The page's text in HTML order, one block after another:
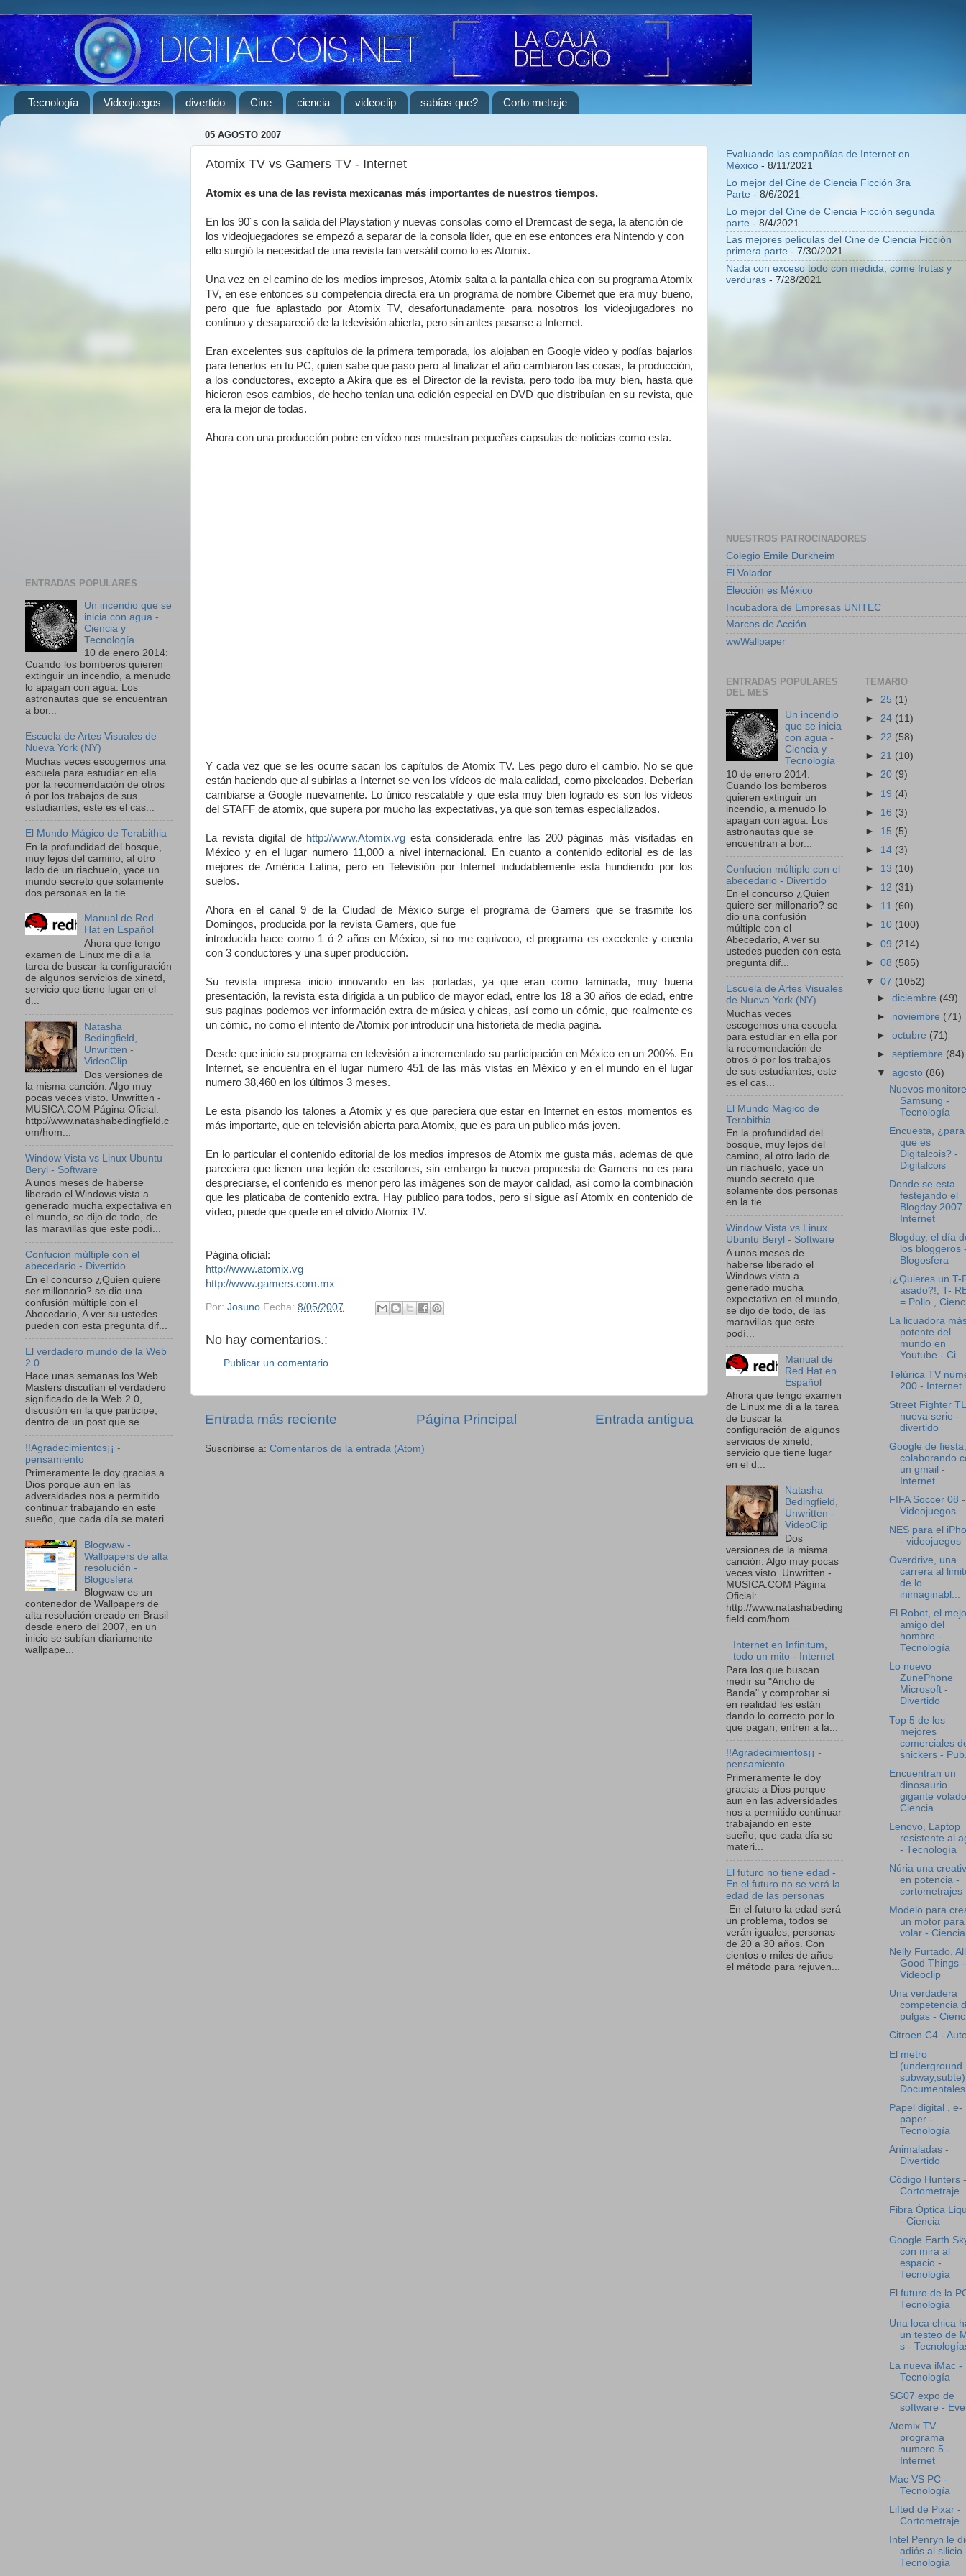
Tecnología Videojuegos divertido Cine ciencia videoclip sabías que? Corto metraje
05 AGOSTO 2007
Atomix TV vs Gamers TV - Internet
Atomix es una de las revista mexicanas más importantes de nuestros tiempos.
En los 90´s con la salida del Playstation y nuevas consolas como el Dremcast de sega, la atención de
los videojuegadores se empezó a separar de la consola líder, que en ese entonces era Nintendo y con
ello surgió la necesidad de una revista tan versátil como lo es Atomix.
Una vez en el camino de los medios impresos, Atomix salta a la pantalla chica con su programa Atomix
TV, en ese entonces su competencia directa era un programa de nombre Cibernet que era muy bueno,
pero que fue aplastado por Atomix TV, desafortunadamente para nosotros los videojugadores no
continuo y desapareció de la televisión abierta, pero sin antes pasarse a Internet.
Eran excelentes sus capítulos de la primera temporada, los alojaban en Google video y podías bajarlos
para tenerlos en tu PC, quien sabe que paso pero al finalizar el año cambiaron las cosas, la producción,
a los conductores, excepto a Akira que es el Director de la revista, pero todo iba muy bien, hasta que
hicieron esos cambios, de hecho tenían una edición especial en DVD que distribuían en su revista, que
era la mejor de todas.
Ahora con una producción pobre en vídeo nos muestran pequeñas capsulas de noticias como esta.
Y cada vez que se les ocurre sacan los capítulos de Atomix TV. Les pego duro el cambio. No se que
están haciendo que al subirlas a Internet se ven los vídeos de mala calidad, como pixeleados. Deberían
cambiarse a Google nuevamente. Lo único rescatable y que esta muy bien logrado es son los vídeos
del STAFF de atomix, que supera por mucho las expectativas, ya que son temas especializados.
La revista digital de http://www.Atomix.vg esta considerada entre las 200 páginas más visitadas en
México y en el lugar numero 11,000 a nivel internacional. En cuanto a contenido editorial es de las
mejores de América Latina, pero en Televisión por Internet indudablemente esta hundiendo por los
suelos.
Ahora en el canal 9 de la Ciudad de México surge el programa de Gamers que se trasmite los
Domingos, producida por la revista Gamers, que fue
introducida hace como 1 ó 2 años en México, si no me equivoco, el programa es excelente y cuenta
con 3 conductores y una super producción.
Su revista impresa inicio innovando en las portadas, ya que eran como laminada, muy buena
presentación, la revista esta dirigida a un publico de mayor edad, entre los 18 a 30 años de edad, entre
sus paginas podemos ver información extra de música y chicas, así como un cómic, que realmente es
un cómic, no como el intento de Atomix por introducir una historieta de media pagina.
Desde que inicio su programa en televisión a incrementado su participación en México en un 200%. En
Internet, se encuentra en el lugar numero 451 de las más vistas en México y en el mundo en el lugar
numero 38,460 en los últimos 3 meses.
Le esta pisando los talones a Atomix y es que pareciera que estar en Internet en estos momentos es
más importarte, que en televisión abierta para Atomix, que es para un publico más joven.
En lo particular el contenido editorial de los medios impresos de Atomix me gusta más, ademas de que
pareciera que tienen una legión de escritores, sin embargo la nueva propuesta de Gamers no es para
despreciarse, el contenido es menor pero las imágenes son de mayor calidad, así como la combinación
que les platicaba de contenido extra. Hay publico para todos, pero si sigue así Atomix en contenido de
vídeo, puede que quede en el olvido Atomix TV.
Página oficial:
http://www.atomix.vg
http://www.gamers.com.mx
Por: Josuno Fecha: 8/05/2007
No hay comentarios.:
Publicar un comentario
Entrada más reciente Entrada antigua
Página Principal
Suscribirse a: Comentarios de la entrada (Atom)
ENTRADAS POPULARES
Un incendio que se
inicia con agua -
Ciencia y
Tecnología
10 de enero 2014:
Cuando los bomberos quieren
extinguir un incendio, a menudo
lo apagan con agua. Los
astronautas que se encuentran
a bor...
Escuela de Artes Visuales de
Nueva York (NY)
Muchas veces escogemos una
escuela para estudiar en ella
por la recomendación de otros
ó por los trabajos de sus
estudiantes, este es el cas...
El Mundo Mágico de Terabithia
En la profundidad del bosque,
muy lejos del camino, al otro
lado de un riachuelo, yace un
mundo secreto que solamente
dos personas en la tie...
Manual de Red
Hat en Español
Ahora que tengo
examen de Linux me di a la
tarea de buscar la configuración
de algunos servicios de xinetd,
servicio que tiene lugar en el
d...
Natasha
Bedingfield,
Unwritten -
VideoClip
Dos versiones de
la misma canción. Algo muy
pocas veces visto. Unwritten -
MUSICA.COM Página Oficial:
http://www.natashabedingfield.c
om/hom...
Window Vista vs Linux Ubuntu
Beryl - Software
A unos meses de haberse
liberado el Windows vista a
generado mucha expectativa en
el mundo, se dijo de todo, de
las maravillas que este podí...
Confucion múltiple con el
abecedario - Divertido
En el concurso ¿Quien quiere
ser millonario? se dio una
confusión múltiple con el
Abecedario, A ver su ustedes
pueden con esta pregunta dif...
El verdadero mundo de la Web
2.0
Hace unas semanas los Web
Masters discutían el verdadero
significado de la Web 2.0,
discusión en la que participe,
dentro de un post que se ...
!!Agradecimientos¡¡ -
pensamiento
Primeramente le doy gracias a
Dios porque aun en las
adversidades nos a permitido
continuar trabajando en este
sueño, que cada día se materi...
Blogwaw -
Wallpapers de alta
resolución -
Blogosfera
Blogwaw es un
contenedor de Wallpapers de
alta resolución creado en Brasil
desde enero del 2007, en un
inicio se subían diariamente
wallpape...
Evaluando las compañías de Internet en
México - 8/11/2021
Lo mejor del Cine de Ciencia Ficción 3ra
Parte - 8/6/2021
Lo mejor del Cine de Ciencia Ficción segunda
parte - 8/4/2021
Las mejores películas del Cine de Ciencia Ficción
primera parte - 7/30/2021
Nada con exceso todo con medida, come frutas y
verduras - 7/28/2021
NUESTROS PATROCINADORES
Colegio Emile Durkheim
El Volador
Elección es México
Incubadora de Empresas UNITEC
Marcos de Acción
wwWallpaper
ENTRADAS POPULARES
DEL MES
Un incendio
que se inicia
con agua -
Ciencia y
Tecnología
10 de enero 2014:
Cuando los bomberos
quieren extinguir un
incendio, a menudo lo
apagan con agua. Los
astronautas que se
encuentran a bor...
Confucion múltiple con el
abecedario - Divertido
En el concurso ¿Quien
quiere ser millonario? se
dio una confusión
múltiple con el
Abecedario, A ver su
ustedes pueden con esta
pregunta dif...
Escuela de Artes Visuales
de Nueva York (NY)
Muchas veces
escogemos una escuela
para estudiar en ella por
la recomendación de
otros ó por los trabajos
de sus estudiantes, este
es el cas...
El Mundo Mágico de
Terabithia
En la profundidad del
bosque, muy lejos del
camino, al otro lado de
un riachuelo, yace un
mundo secreto que
solamente dos personas
en la tie...
Window Vista vs Linux
Ubuntu Beryl - Software
A unos meses de
haberse liberado el
Windows vista a
generado mucha
expectativa en el mundo,
se dijo de todo, de las
maravillas que este
podí...
Manual de
Red Hat en
Español
Ahora que tengo examen
de Linux me di a la tarea
de buscar la
configuración de algunos
servicios de xinetd,
servicio que tiene lugar
en el d...
Natasha
Bedingfield,
Unwritten -
VideoClip
Dos
versiones de la misma
canción. Algo muy pocas
veces visto. Unwritten -
MUSICA.COM Página
Oficial:
http://www.natashabeding
field.com/hom...
Internet en Infinitum,
todo un mito - Internet
Para los que buscan
medir su "Ancho de
Banda" y comprobar si
en realidad les están
dando lo correcto por lo
que pagan, entren a la...
!!Agradecimientos¡¡ -
pensamiento
Primeramente le doy
gracias a Dios porque
aun en las adversidades
nos a permitido continuar
trabajando en este
sueño, que cada día se
materi...
El futuro no tiene edad -
En el futuro no se verá la
edad de las personas
En el futuro la edad será
un problema, todos se
verán iguales, personas
de 20 a 30 años. Con
cientos o miles de años
el método para rejuven...
TEMARIO
► 25 (1)
► 24 (11)
► 22 (58)
► 21 (10)
► 20 (9)
► 19 (4)
► 16 (3)
► 15 (5)
► 14 (3)
► 13 (10)
► 12 (31)
► 11 (60)
► 10 (100)
► 09 (214)
► 08 (585)
▼ 07 (1052)
►diciembre (49)
► noviembre (71)
►octubre (71)
►septiembre (84)
▼agosto (86)
Nuevos
Samsung -
Tecnología
Encuesta,
que es
Digitalcois? -
Digitalcois
Donde se esta
festejando el
Blogday 2007
Internet
Blogday, el día
los bloggeros
Blogosfera
¡¿Quieres un T-
asado?!, T-
= Pollo ,
La licuadora
potente del
mundo en
Youtube - Ci...
Telúrica TV
200 - Internet
Street Fighter
nueva serie -
divertido
Google de fiesta,
colaborando
un gmail -
Internet
FIFA Soccer 08 -
Videojuegos
NES para el
- videojuegos
Overdrive, una
carrera al
de lo
inimaginabl...
El Robot, el
amigo del
hombre -
Tecnología
Lo nuevo
ZunePhone
Microsoft -
Divertido
Top 5 de los
mejores
comerciales
snickers -
Encuentran un
dinosaurio
gigante
Ciencia
Lenovo, Laptop
resistente al
- Tecnología
Núria una
en potencia -
cortometrajes
Modelo para
un motor para
volar - Ciencia
Nelly Furtado, All
Good Things -
Videoclip
Una verdadera
competencia
pulgas -
Citroen C4 -
El metro
(underground
Documentales
Papel digital , e-
paper -
Tecnología
Animaladas -
Divertido
Código Hunters -
Cortometraje
Fibra Óptica
- Ciencia
Google Earth
con mira al
espacio -
Tecnología
El futuro de la
Tecnología
Una loca chica
un testeo de
s -
La nueva iMac -
Tecnología
SG07 expo de
software -
Atomix TV
programa
numero 5 -
Internet
Mac VS PC -
Tecnología
Lifted de Pixar -
Cortometraje
Intel Penryn le
adiós al silicio
Tecnología